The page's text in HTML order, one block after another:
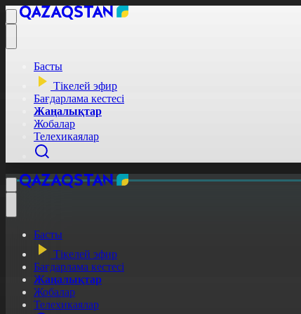
Басты
Тікелей эфир
Бағдарлама кестесі
Жаңалықтар
Жобалар
Телехикаялар
Басты
Тікелей эфир
Бағдарлама кестесі
Жаңалықтар
Жобалар
Телехикаялар